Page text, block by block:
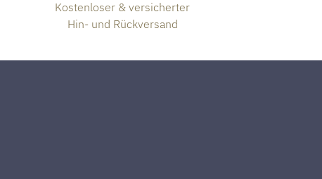
Kostenloser & versicherter
Hin- und Rückversand